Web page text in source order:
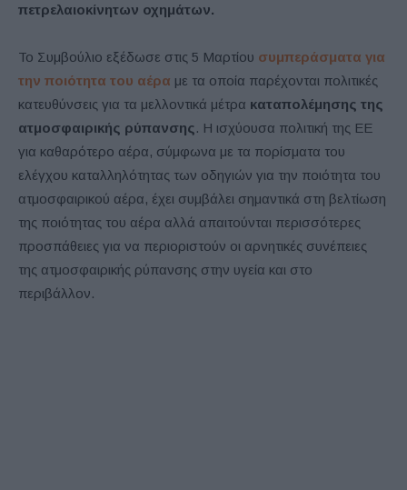
πετρελαιοκίνητων οχημάτων.
Το Συμβούλιο εξέδωσε στις 5 Μαρτίου συμπεράσματα για
την ποιότητα του αέρα με τα οποία παρέχονται πολιτικές
κατευθύνσεις για τα μελλοντικά μέτρα καταπολέμησης της
ατμοσφαιρικής ρύπανσης . Η ισχύουσα πολιτική της ΕΕ
για καθαρότερο αέρα, σύμφωνα με τα πορίσματα του
ελέγχου καταλληλότητας των οδηγιών για την ποιότητα του
ατμοσφαιρικού αέρα, έχει συμβάλει σημαντικά στη βελτίωση
της ποιότητας του αέρα αλλά απαιτούνται περισσότερες
προσπάθειες για να περιοριστούν οι αρνητικές συνέπειες
της ατμοσφαιρικής ρύπανσης στην υγεία και στο
περιβάλλον.